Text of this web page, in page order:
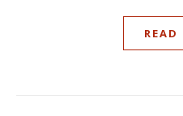
READ